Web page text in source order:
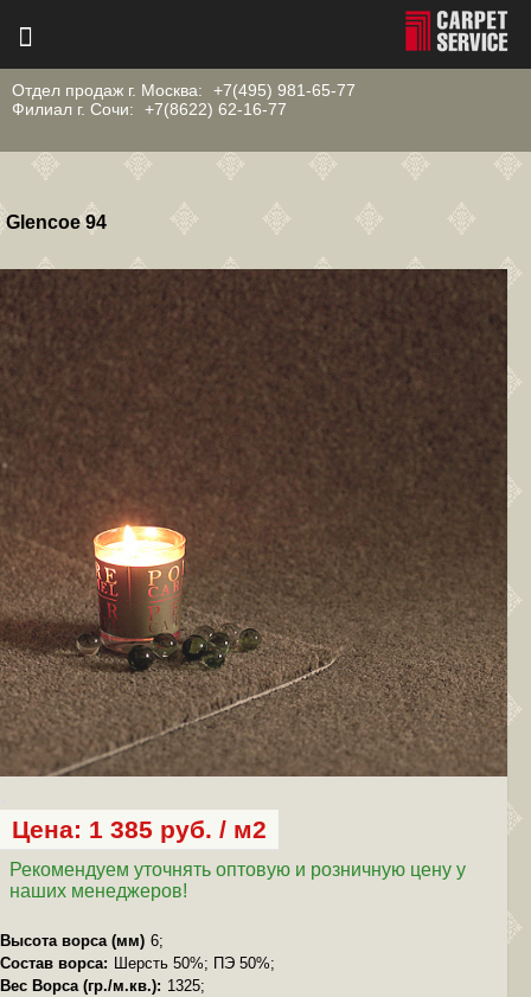
Отдел продаж г. Москва:
+7(495) 981-65-77
Филиал г. Сочи:
+7(8622) 62-16-77
Glencoe 94
Цена: 1 385 руб. / м2
Рекомендуем уточнять оптовую и розничную цену у
наших менеджеров!
Высота ворса (мм) 6;
Состав ворса: Шерсть 50%; ПЭ 50%;
Вес Ворса (гр./м.кв.): 1325;